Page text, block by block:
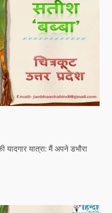
यादगार यात्रा: मैं अपने डभौरा